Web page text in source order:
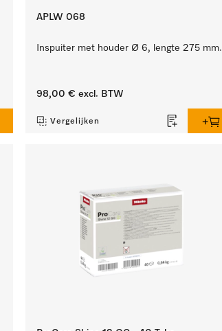
APLW 068
Inspuiter met houder Ø 6, lengte 275 mm.
98,00 € excl. BTW
Vergelijken